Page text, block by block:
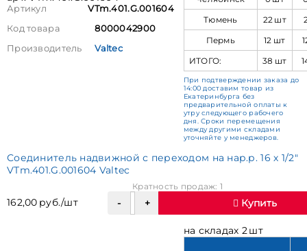
Артикул
VTm.401.G.001604
Код товара
8000042900
Производитель
Valtec
Тюмень
22 шт
Пермь
12 шт
ИТОГО:
38 шт
При подтверждении заказа до
14:00 доставим товар из
Екатеринбурга без
предварительной оплаты к
утру следующего рабочего
дня. Сроки перемещения
между другими складами
уточняйте у менеджеров.
Соединитель надвижной с переходом на нар.р. 16 х 1/2"
VTm.401.G.001604 Valtec
162,00 руб./шт
Кратность продаж: 1
Купить
на складах 2 шт